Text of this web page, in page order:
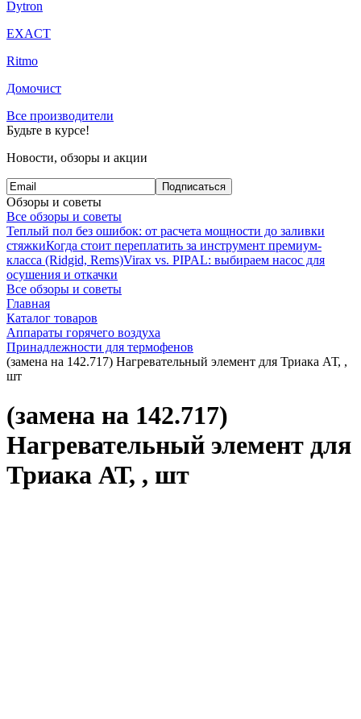
Dytron
EXACT
Ritmo
Домочист
Все производители
Будьте в курсе!
Новости, обзоры и акции
Подписаться
Обзоры и советы
Все обзоры и советы
Теплый пол без ошибок: от расчета мощности до заливки
стяжкиКогда стоит переплатить за инструмент премиум-
класса (Ridgid, Rems)Virax vs. PIPAL: выбираем насос для
осушения и откачки
Все обзоры и советы
Главная
Каталог товаров
Аппараты горячего воздуха
Принадлежности для термофенов
(замена на 142.717) Нагревательный элемент для Триака АТ, ,
шт
(замена на 142.717)
Нагревательный элемент для
Триака АТ, , шт